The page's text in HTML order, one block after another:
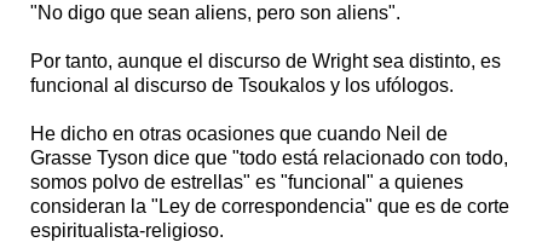
"No digo que sean aliens, pero son aliens".
Por tanto, aunque el discurso de Wright sea distinto, es
funcional al discurso de Tsoukalos y los ufólogos.
He dicho en otras ocasiones que cuando Neil de
Grasse Tyson dice que "todo está relacionado con todo,
somos polvo de estrellas" es "funcional" a quienes
consideran la "Ley de correspondencia" que es de corte
espiritualista-religioso.